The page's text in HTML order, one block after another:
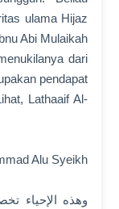
ulama Hijaz
Abi Mulaikah
dari
pendapat
Lathaaif Al-
Alu Syeikh
وهذه الإحياء